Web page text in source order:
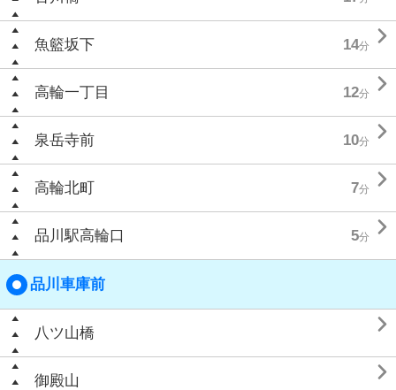
魚籃坂下 14分 
高輪一丁目 12分 
泉岳寺前 10分 
高輪北町 7分 
品川駅高輪口 5分 
品川車庫前
八ツ山橋 
御殿山 